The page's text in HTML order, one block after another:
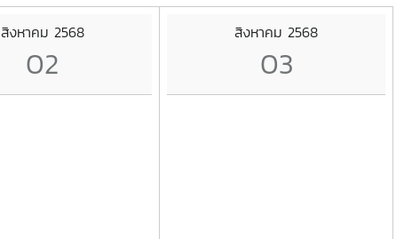
สิงหาคม 2568
02
สิงหาคม 2568
03